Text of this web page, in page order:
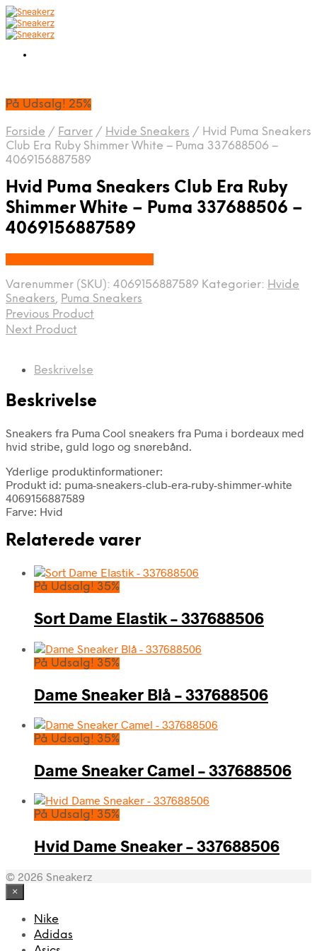
På Udsalg! 25%
Forside / Farver / Hvide Sneakers / Hvid Puma Sneakers
Club Era Ruby Shimmer White – Puma 337688506 –
4069156887589
Hvid Puma Sneakers Club Era Ruby
Shimmer White – Puma 337688506 –
4069156887589
Varenummer (SKU): 4069156887589 Kategorier: Hvide
Sneakers, Puma Sneakers
Previous Product
Next Product
Beskrivelse
Beskrivelse
Sneakers fra Puma Cool sneakers fra Puma i bordeaux med
hvid stribe, guld logo og snørebånd.
Yderlige produktinformationer:
Produkt id: puma-sneakers-club-era-ruby-shimmer-white
4069156887589
Farve: Hvid
Relaterede varer
På Udsalg! 35%
Sort Dame Elastik – 337688506
På Udsalg! 35%
Dame Sneaker Blå – 337688506
På Udsalg! 35%
Dame Sneaker Camel – 337688506
På Udsalg! 35%
Hvid Dame Sneaker – 337688506
© 2026 Sneakerz
×
Nike
Adidas